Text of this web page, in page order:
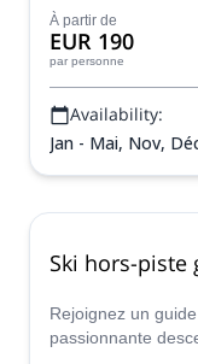
pentes de Val
À partir de
EUR 190
par personne
Availability:
Jan - Mai, Nov,
Ski hors-piste
Rejoignez un
passionnante